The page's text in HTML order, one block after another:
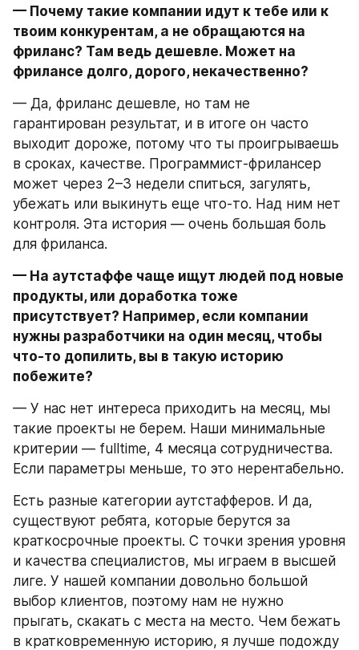
— Почему такие компании идут к тебе или к
твоим конкурентам, а не обращаются на
фриланс? Там ведь дешевле. Может на
фрилансе долго, дорого, некачественно?
— Да, фриланс дешевле, но там не
гарантирован результат, и в итоге он часто
выходит дороже, потому что ты проигрываешь
в сроках, качестве. Программист-фрилансер
может через 2–3 недели спиться, загулять,
убежать или выкинуть еще что-то. Над ним нет
контроля. Эта история — очень большая боль
для фриланса.
— На аутстаффе чаще ищут людей под новые
продукты, или доработка тоже
присутствует? Например, если компании
нужны разработчики на один месяц, чтобы
что-то допилить, вы в такую историю
побежите?
— У нас нет интереса приходить на месяц, мы
такие проекты не берем. Наши минимальные
критерии — fulltime, 4 месяца сотрудничества.
Если параметры меньше, то это нерентабельно.
Есть разные категории аутстафферов. И да,
существуют ребята, которые берутся за
краткосрочные проекты. С точки зрения уровня
и качества специалистов, мы играем в высшей
лиге. У нашей компании довольно большой
выбор клиентов, поэтому нам не нужно
прыгать, скакать с места на место. Чем бежать
в кратковременную историю, я лучше подожду